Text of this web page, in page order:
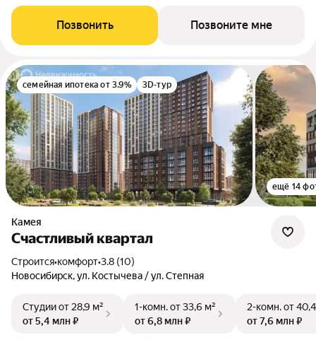
Позвонить Позвоните мне
семейная ипотека от 3.9% 3D-тур
ещё 14
Камея
Счастливый квартал
Строится•комфорт•3.8 (10)
Новосибирск, ул. Костычева / ул. Степная
Студииот 28,9 м²
от 5,4 млн ₽
1-комн.от 33,6 м²
от 6,8 млн ₽
2-комн.от
от 7,6 млн ₽